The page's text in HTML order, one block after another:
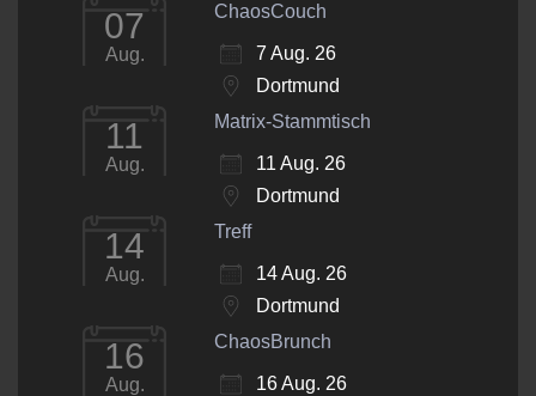
07
Aug.
ChaosCouch
7 Aug. 26
Dortmund
11
Aug.
Matrix-Stammtisch
11 Aug. 26
Dortmund
14
Aug.
Treff
14 Aug. 26
Dortmund
16
Aug.
ChaosBrunch
16 Aug. 26